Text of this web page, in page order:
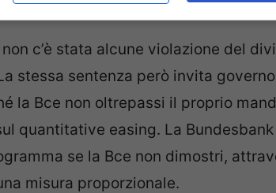
c’è stata alcune violazione del
stessa sentenza però invita
la Bce non oltrepassi il proprio
quantitative easing. La Bundesbank
se la Bce non dimostri,
misura proporzionale.